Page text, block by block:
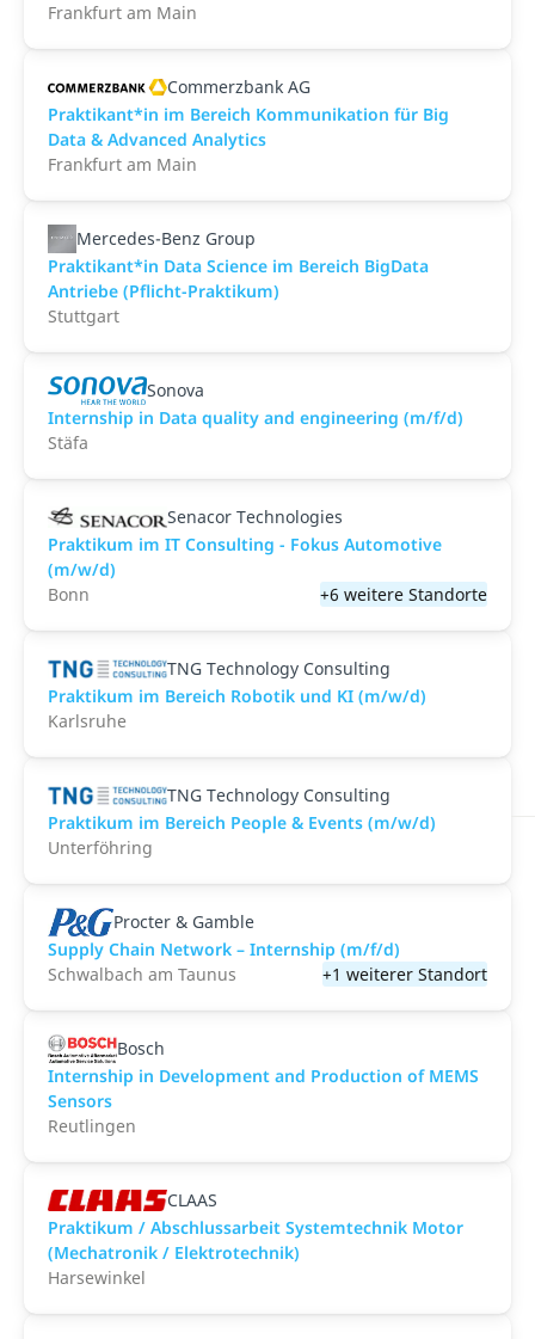
Frankfurt am Main
Commerzbank AG
Praktikant*in im Bereich Kommunikation für Big
Data & Advanced Analytics
Frankfurt am Main
Mercedes-Benz Group
Praktikant*in Data Science im Bereich BigData
Antriebe (Pflicht-Praktikum)
Stuttgart
Sonova
Internship in Data quality and engineering (m/f/d)
Stäfa
Senacor Technologies
Praktikum im IT Consulting - Fokus Automotive
(m/w/d)
Bonn
+6 weitere Standorte
TNG Technology Consulting
Praktikum im Bereich Robotik und KI (m/w/d)
Karlsruhe
TNG Technology Consulting
Praktikum im Bereich People & Events (m/w/d)
Unterföhring
Procter & Gamble
Supply Chain Network – Internship (m/f/d)
Schwalbach am Taunus
+1 weiterer Standort
Bosch
Internship in Development and Production of MEMS
Sensors
Reutlingen
CLAAS
Praktikum / Abschlussarbeit Systemtechnik Motor
(Mechatronik / Elektrotechnik)
Harsewinkel